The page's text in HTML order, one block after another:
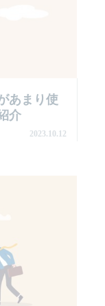
あまり使
介
2023.10.12